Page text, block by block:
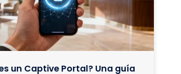
un Captive Portal? Una guía